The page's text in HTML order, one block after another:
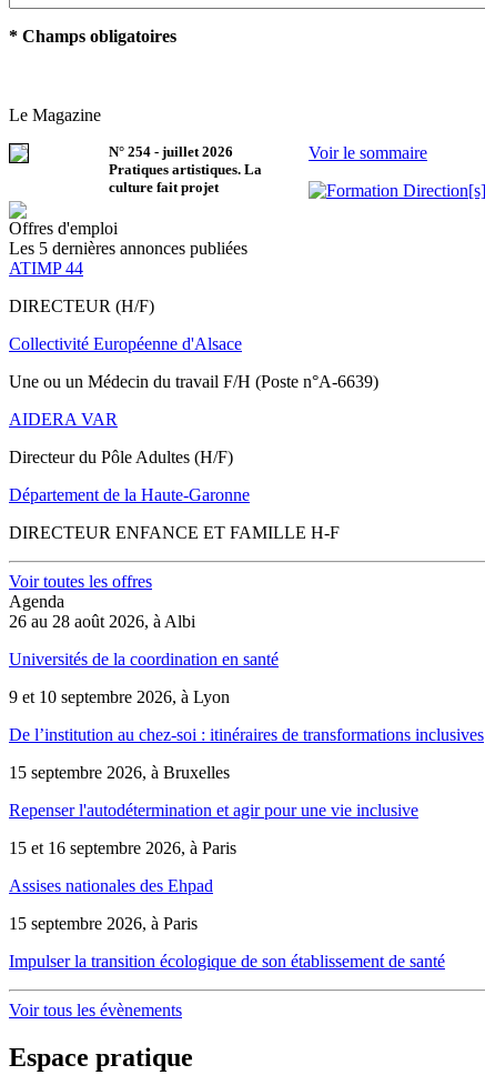
* Champs obligatoires
Le Magazine
N° 254 - juillet 2026
Pratiques artistiques. La
culture fait projet
Voir le sommaire
Offres d'emploi
Les 5 dernières annonces publiées
ATIMP 44
DIRECTEUR (H/F)
Collectivité Européenne d'Alsace
Une ou un Médecin du travail F/H (Poste n°A-6639)
AIDERA VAR
Directeur du Pôle Adultes (H/F)
Département de la Haute-Garonne
DIRECTEUR ENFANCE ET FAMILLE H-F
Voir toutes les offres
Agenda
26 au 28 août 2026, à Albi
Universités de la coordination en santé
9 et 10 septembre 2026, à Lyon
De l’institution au chez-soi : itinéraires de transformations inclusives
15 septembre 2026, à Bruxelles
Repenser l'autodétermination et agir pour une vie inclusive
15 et 16 septembre 2026, à Paris
Assises nationales des Ehpad
15 septembre 2026, à Paris
Impulser la transition écologique de son établissement de santé
Voir tous les évènements
Espace pratique